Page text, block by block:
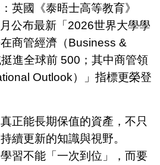
英國《泰晤士高等教育》
公布最新「 2026世界大學學
商管經濟（Business &
進全球前 500；其中商管領
Outlook）」指標更榮登
正能長期保值的資產，不只
續更新的知識與視野。
習不能「一次到位」，而要